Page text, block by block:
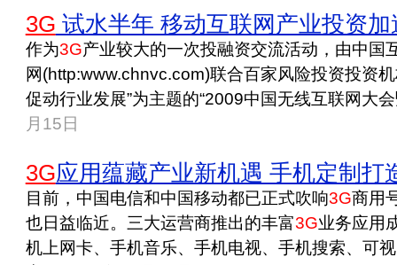
3G 试水半年 移动互联网产业投资加
作为3G产业较大的一次投融资交流活动，由中国
网(http:www.chnvc.com)联合百家风险投资投资
促动行业发展”为主题的“2009中国无线互联网大
月15日
3G应用蕴藏产业新机遇 手机定制打
目前，中国电信和中国移动都已正式吹响3G商用
也日益临近。三大运营商推出的丰富3G业务应用
机上网卡、手机音乐、手机电视、手机搜索、可